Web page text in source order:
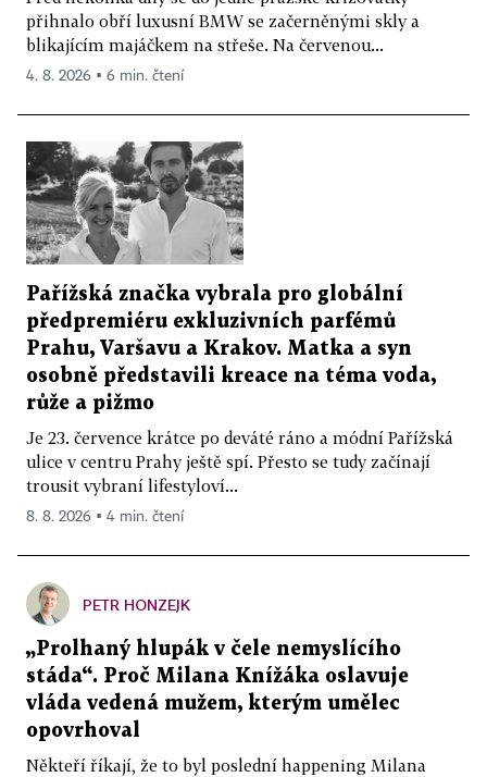
přihnalo obří luxusní BMW se začerněnými skly a
blikajícím majáčkem na střeše. Na červenou...
4. 8. 2026 ▪ 6 min. čtení
Pařížská značka vybrala pro globální
předpremiéru exkluzivních parfémů
Prahu, Varšavu a Krakov. Matka a syn
osobně představili kreace na téma voda,
růže a pižmo
Je 23. července krátce po deváté ráno a módní Pařížská
ulice v centru Prahy ještě spí. Přesto se tudy začínají
trousit vybraní lifestyloví...
8. 8. 2026 ▪ 4 min. čtení
PETR HONZEJK
„Prolhaný hlupák v čele nemyslícího
stáda“. Proč Milana Knížáka oslavuje
vláda vedená mužem, kterým umělec
opovrhoval
Někteří říkají, že to byl poslední happening Milana